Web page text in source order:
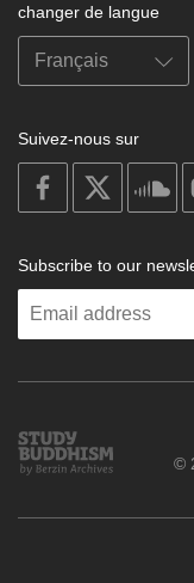
changer de langue
Suivez-nous sur
on
facebook
Subscribe to our
Enter
Study
Buddhism
©